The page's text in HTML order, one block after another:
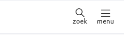
zoek menu